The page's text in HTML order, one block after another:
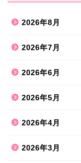
2026年8月
2026年7月
2026年6月
2026年5月
2026年4月
2026年3月